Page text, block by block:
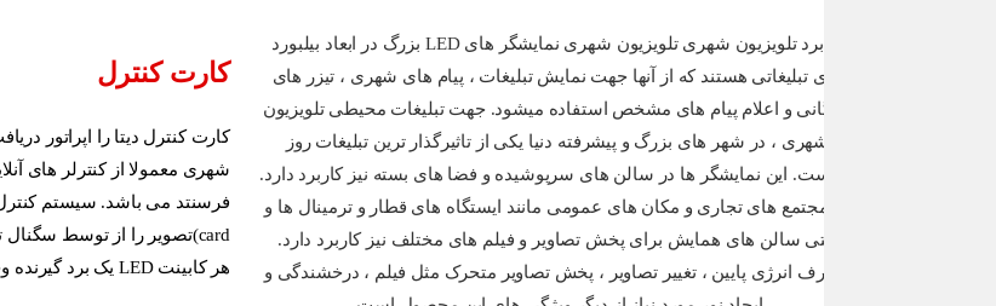
کارت کنترل
فرسنتد می باشد.
هر کابینت LED یک برد گیرنده وجود دارد. از ویژگی های سیستم کنترل نمایشگر LED :